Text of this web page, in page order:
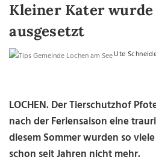
Kleiner Kater
ausgesetzt
Ute
LOCHEN. Der Tierschutzhof
nach der Feriensaison eine
diesem Sommer wurden so